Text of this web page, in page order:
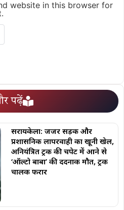
website in this browser for
पढ़ें
सरायकेला: जर्जर सड़क और
प्रशासनिक लापरवाही का खूनी खेल,
अनियंत्रित ट्रक की चपेट में आने से
‘ऑल्टो बाबा’ की दर्दनाक मौत, ट्रक
चालक फरार